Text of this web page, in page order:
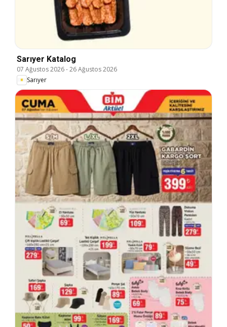
Sarıyer Katalog
07 Ağustos 2026-26 Ağustos 2026
Sarıyer